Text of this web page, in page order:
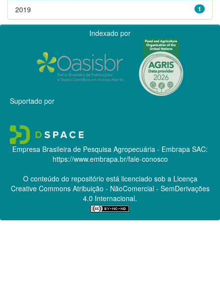
1
2019
Indexado por
Suportado por
Empresa Brasileira de Pesquisa Agropecuária - Embrapa SAC:
https://www.embrapa.br/fale-conosco
O conteúdo do repositório está licenciado sob a Licença
Creative CommonsAtribuição - NãoComercial - SemDerivações
4.0 Internacional.